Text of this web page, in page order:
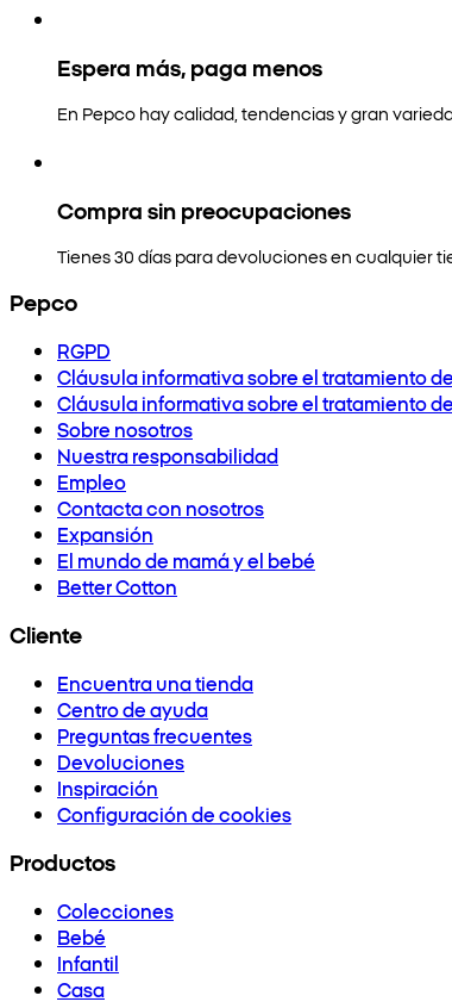
Espera más, paga menos
En Pepco hay calidad, tendencias y gran
Compra sin preocupaciones
Tienes 30 días para devoluciones en cualquier
Pepco
RGPD
Cláusula informativa sobre el tratamiento
Cláusula informativa sobre el tratamiento
Sobre nosotros
Nuestra responsabilidad
Empleo
Contacta con nosotros
Expansión
El mundo de mamá y el bebé
Better Cotton
Cliente
Encuentra una tienda
Centro de ayuda
Preguntas frecuentes
Devoluciones
Inspiración
Configuración de cookies
Productos
Colecciones
Bebé
Infantil
Casa